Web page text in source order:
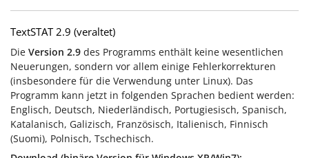
TextSTAT 2.9 (veraltet)
Die Version 2.9 des Programms enthält keine wesentlichen
Neuerungen, sondern vor allem einige Fehlerkorrekturen
(insbesondere für die Verwendung unter Linux). Das
Programm kann jetzt in folgenden Sprachen bedient werden:
Englisch, Deutsch, Niederländisch, Portugiesisch, Spanisch,
Katalanisch, Galizisch, Französisch, Italienisch, Finnisch
(Suomi), Polnisch, Tschechisch.